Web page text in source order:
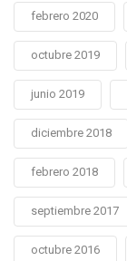
febrero 2020
octubre 2019
junio 2019
diciembre 2018
febrero 2018
septiembre 2017
octubre 2016